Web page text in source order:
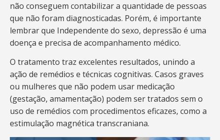
não conseguem contabilizar a quantidade de pessoas
que não foram diagnosticadas. Porém, é importante
lembrar que Independente do sexo, depressão é uma
doença e precisa de acompanhamento médico.
O tratamento traz excelentes resultados, unindo a
ação de remédios e técnicas cognitivas. Casos graves
ou mulheres que não podem usar medicação
(gestação, amamentação) podem ser tratados sem o
uso de remédios com procedimentos eficazes, como a
estimulação magnética transcraniana.